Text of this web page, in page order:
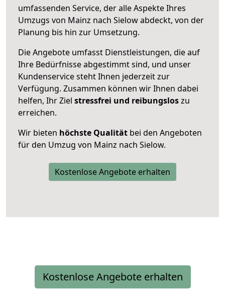
umfassenden Service, der alle Aspekte Ihres
Umzugs von Mainz nach Sielow abdeckt, von der
Planung bis hin zur Umsetzung.
Die Angebote umfasst Dienstleistungen, die auf
Ihre Bedürfnisse abgestimmt sind, und unser
Kundenservice steht Ihnen jederzeit zur
Verfügung. Zusammen können wir Ihnen dabei
helfen, Ihr Ziel stressfrei und reibungsloszu
erreichen.
Wir bieten höchste Qualität bei den Angeboten
für den Umzug von Mainz nach Sielow.
Kostenlose Angebote erhalten
Kostenlose Angebote erhalten